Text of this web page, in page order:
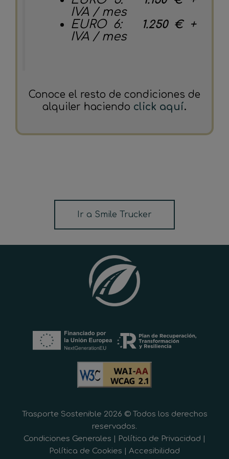
IVA / mes
EURO 6:
1.250 €+
IVA / mes
Conoce el resto de condiciones de
alquiler haciendo click aquí.
Ir a Smile Trucker
Trasporte Sostenible 2026 © Todos los derechos
reservados.
Condiciones Generales
Política de Privacidad
Política de Cookies
Accesibilidad